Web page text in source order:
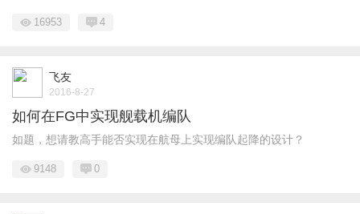
16953 4
飞友
2016-8-27
如何在FG中实现舰载机编队
如题，想请教高手能否实现在航母上实现编队起降的设计？
9148 0